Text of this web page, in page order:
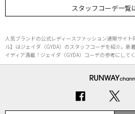
スタッフコーデ一覧
人気ブランドの公式レディースファッション通販サイ
ル】はジェイダ（GYDA）のスタッフコーデを紹介。新
イディア満載！ジェイダ（GYDA）コーデの参考にして